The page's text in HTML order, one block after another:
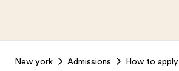
New york Admissions How to apply